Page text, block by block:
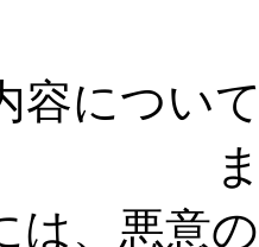
容につい
は、悪意